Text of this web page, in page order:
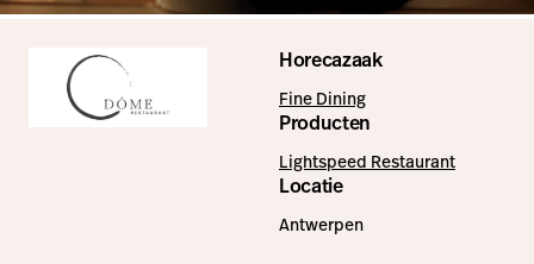
Horecazaak
Fine Dining
Producten
Lightspeed Restaurant
Locatie
Antwerpen